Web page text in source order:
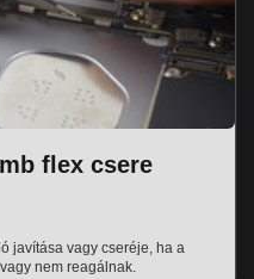
flex csere
javítása vagy cseréje, ha a
nem reagálnak.